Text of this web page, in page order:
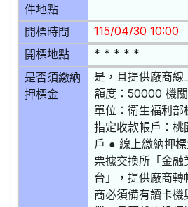
件地點
開標時間 115/04/30 10:00
開標地點 * * * * *
是否須繳納
押標金
是，且提供廠商
額度：50000 機
單位：衛生福利
指定收款帳戶：
戶 ● 線上繳納押
票據交換所「金
台」，提供廠商
商必須備有讀卡